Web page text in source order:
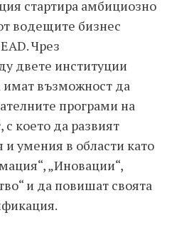
стартира амбициозно
водещите бизнес
Чрез
двете институции
имат възможност да
програми на
което да развият
умения в области като
„Иновации“,
и да повишат своята